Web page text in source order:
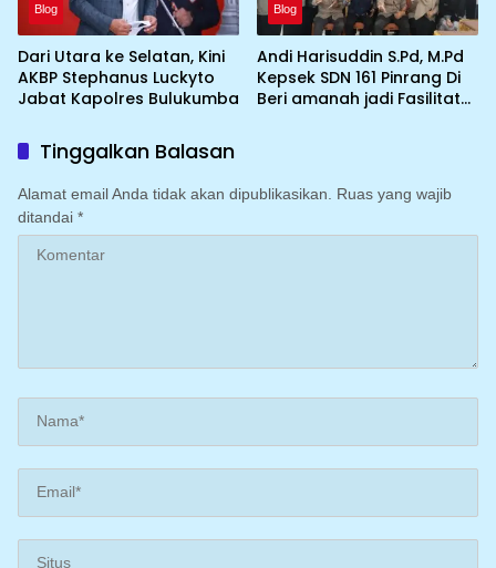
Blog
Dari Utara ke Selatan, Kini
AKBP Stephanus Luckyto
Jabat Kapolres Bulukumba
Blog
Andi Harisuddin S.Pd, M.Pd
Kepsek SDN 161 Pinrang Di
Beri amanah jadi Fasilitator
Tinggalkan Balasan
Alamat email Anda tidak akan dipublikasikan.
Ruas yang wajib
ditandai *